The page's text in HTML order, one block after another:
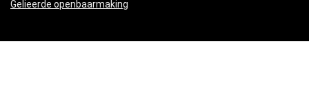
Gelieerde openbaarmaking